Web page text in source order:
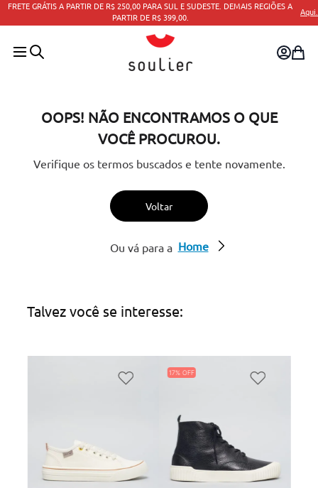
FRETE GRÁTIS A PARTIR DE R$ 250,00 PARA SUL E SUDESTE. DEMAIS REGIÕES A
PARTIR DE R$ 399,00.
Aqui.
OOPS! NÃO ENCONTRAMOS O QUE
VOCÊ PROCUROU.
Verifique os termos buscados e tente novamente.
Voltar
Ou vá para a Home
Talvez você se interesse:
17%